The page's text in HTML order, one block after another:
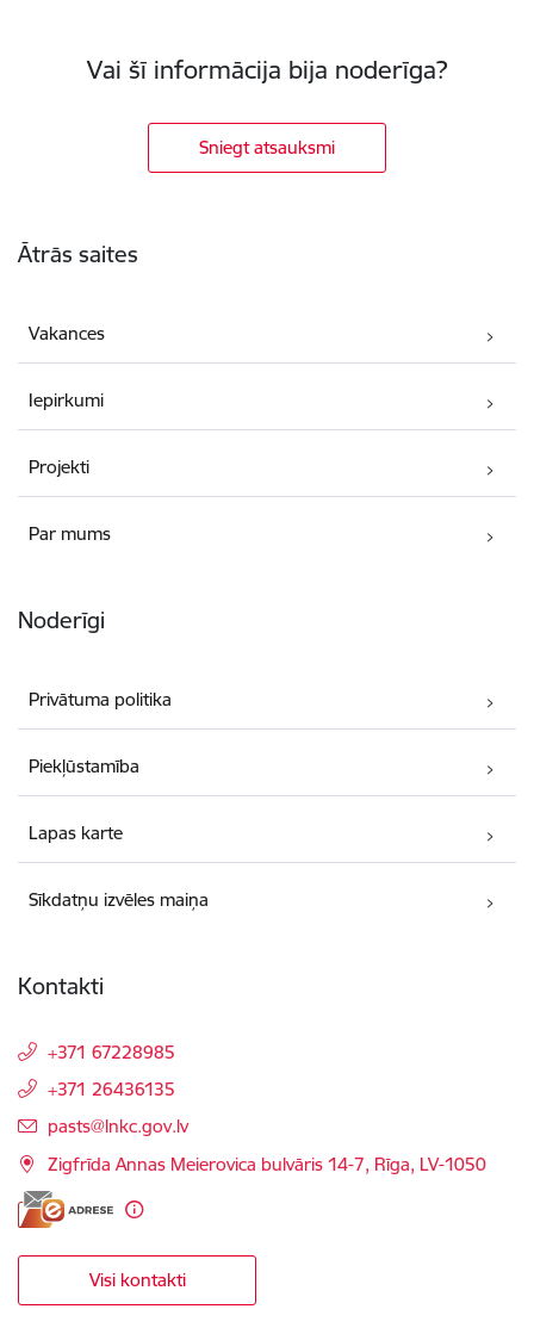
Vai šī informācija bija noderīga?
Sniegt atsauksmi
Ātrās saites
Vakances
Iepirkumi
Projekti
Par mums
Noderīgi
Privātuma politika
Piekļūstamība
Lapas karte
Sīkdatņu izvēles maiņa
Kontakti
+371 67228985
+371 26436135
E-pasts:
pasts@lnkc.gov.lv
Zigfrīda Annas Meierovica bulvāris 14-7, Rīga, LV-1050
Visi kontakti